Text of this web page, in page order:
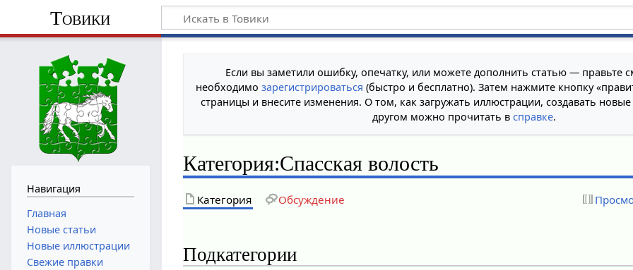
Товики
Если вы заметили ошибку, опечатку, или можете дополнить статью — правьте
необходимозарегистрироваться (быстро и бесплатно). Затем нажмите кнопку
страницы и внесите изменения. О том, как загружать иллюстрации, создавать
другом можно прочитать в справке.
Категория:Спасская волость
Категория Обсуждение
Подкатегории
Навигация
Главная
Новые статьи
Новые иллюстрации
Свежие правки